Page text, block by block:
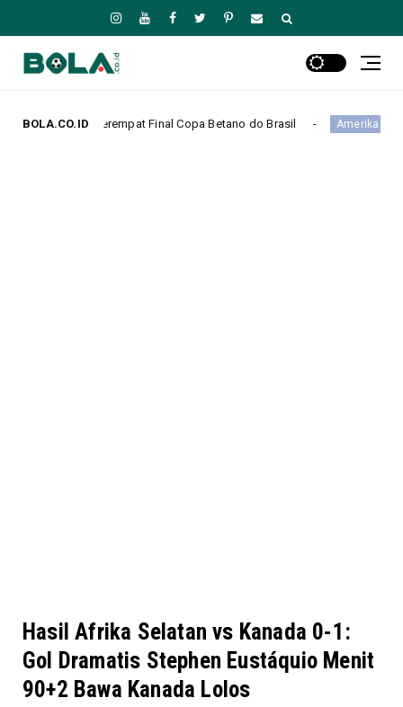
BOLA.CO.ID
Final Copa Betano do Brasil Amerika Serikat Mallorca
Hasil Afrika Selatan vs Kanada 0-1:
Gol Dramatis Stephen Eustáquio Menit
90+2 Bawa Kanada Lolos